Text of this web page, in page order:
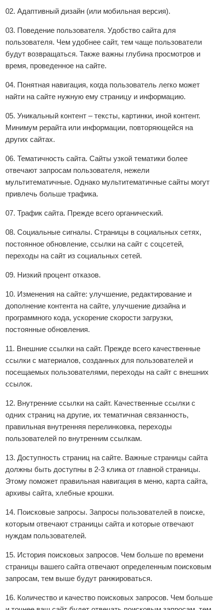
02. Адаптивный дизайн (или мобильная версия).
03. Поведение пользователя. Удобство сайта для
пользователя. Чем удобнее сайт, тем чаще пользователи
будут возвращаться. Также важны глубина просмотров и
время, проведенное на сайте.
04. Понятная навигация, когда пользователь легко может
найти на сайте нужную ему страницу и информацию.
05. Уникальный контент – тексты, картинки, иной контент.
Минимум рерайта или информации, повторяющейся на
других сайтах.
06. Тематичность сайта. Сайты узкой тематики более
отвечают запросам пользователя, нежели
мультитематичные. Однако мультитематичные сайты могут
привлечь больше трафика.
07. Трафик сайта. Прежде всего органический.
08. Социальные сигналы. Страницы в социальных сетях,
постоянное обновление, ссылки на сайт с соцсетей,
переходы на сайт из социальных сетей.
09. Низкий процент отказов.
10. Изменения на сайте: улучшение, редактирование и
дополнение контента на сайте, улучшение дизайна и
программного кода, ускорение скорости загрузки,
постоянные обновления.
11. Внешние ссылки на сайт. Прежде всего качественные
ссылки с материалов, созданных для пользователей и
посещаемых пользователями, переходы на сайт с внешних
ссылок.
12. Внутренние ссылки на сайт. Качественные ссылки с
одних страниц на другие, их тематичная связанность,
правильная внутренняя перелинковка, переходы
пользователей по внутренним ссылкам.
13. Доступность страниц на сайте. Важные страницы сайта
должны быть доступны в 2-3 клика от главной страницы.
Этому поможет правильная навигация в меню, карта сайта,
архивы сайта, хлебные крошки.
14. Поисковые запросы. Запросы пользователей в поиске,
которым отвечают страницы сайта и которые отвечают
нуждам пользователей.
15. История поисковых запросов. Чем больше по времени
страницы вашего сайта отвечают определенным поисковым
запросам, тем выше будут ранжироваться.
16. Количество и качество поисковых запросов. Чем больше